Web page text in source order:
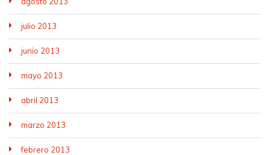
julio 2013
junio 2013
mayo 2013
abril 2013
marzo 2013
febrero 2013